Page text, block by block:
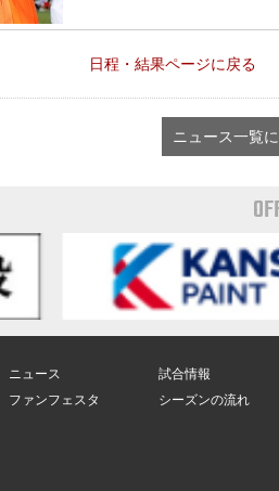
日程・結果ページに戻る
ニュース一覧
ニュース
ファンフェスタ
試合情報
シーズンの流れ